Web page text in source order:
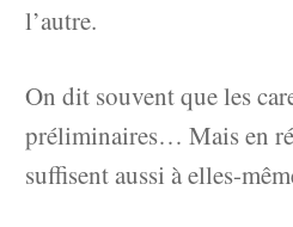
l’autre.
On dit souvent que les
préliminaires… Mais en
suffisent aussi à elles-